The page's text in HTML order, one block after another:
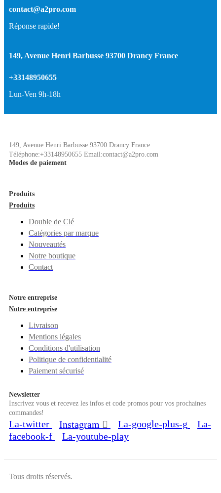
contact@a2pro.com
Réponse rapide!
149, Avenue Henri Barbusse 93700 Drancy France
+33148950655
Lun-Ven 9h-18h
149, Avenue Henri Barbusse 93700 Drancy France
Téléphone:+33148950655 Email:contact@a2pro.com
Modes de paiement
Produits
Produits
Double de Clé
Catégories par marque
Nouveautés
Notre boutique
Contact
Notre entreprise
Notre entreprise
Livraison
Mentions légales
Conditions d'utilisation
Politique de confidentialité
Paiement sécurisé
Newsletter
Inscrivez vous et recevez les infos et code promos pour vos prochaines
commandes!
La-twitter Instagram La-google-plus-g
La-
facebook-f
La-youtube-play
Tous droits réservés.